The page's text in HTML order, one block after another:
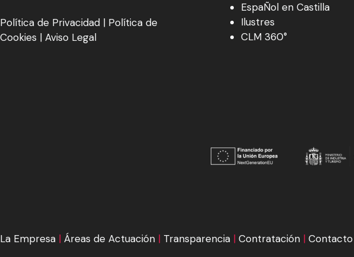
Política de Privacidad | Política de
Cookies | Aviso Legal
EspaÑol en Castilla
Ilustres
CLM 360°
La Empresa | Áreas de Actuación | Transparencia | Contratación | Contacto